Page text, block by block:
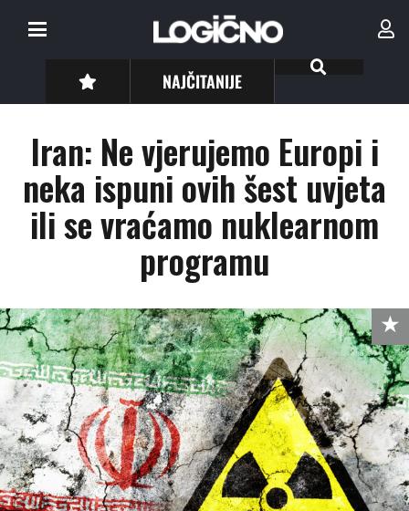
NAJČITANIJE
Iran: Ne vjerujemo Europi i
neka ispuni ovih šest uvjeta
ili se vraćamo nuklearnom
programu